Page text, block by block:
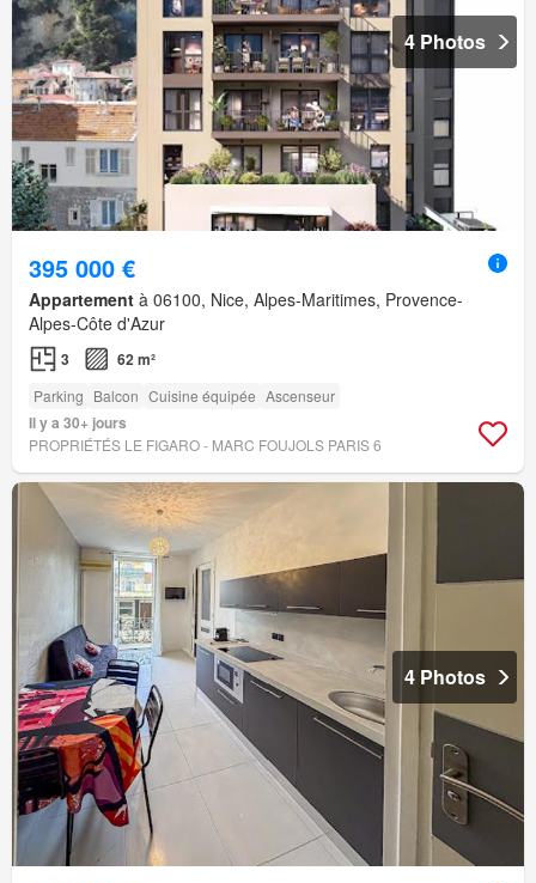
4 Photos
395 000 €
Appartement à 06100, Nice, Alpes-Maritimes, Provence-
Alpes-Côte d'Azur
3 62 m²
Parking Balcon Cuisine équipée Ascenseur
Il y a 30+ jours
PROPRIÉTÉS LE FIGARO - MARC FOUJOLS PARIS 6
4 Photos